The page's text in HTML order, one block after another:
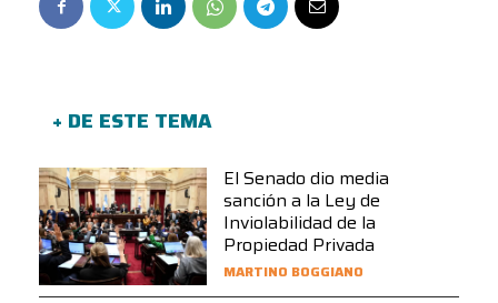
+ DE ESTE TEMA
El Senado dio media
sanción a la Ley de
Inviolabilidad de la
Propiedad Privada
MARTINO BOGGIANO